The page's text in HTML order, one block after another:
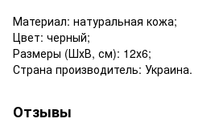
Материал: натуральная кожа;
Цвет: черный;
Размеры (ШхВ, см): 12х6;
Страна производитель: Украина.
Отзывы